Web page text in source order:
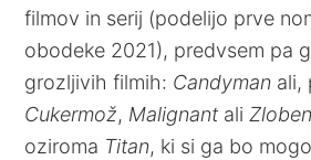
filmov in serij (podelijo prve
obodeke 2021), predvsem pa
grozljivih filmih: Candyman ali,
Cukermož, Malignant aliZloben
oziroma Titan, ki si ga bo